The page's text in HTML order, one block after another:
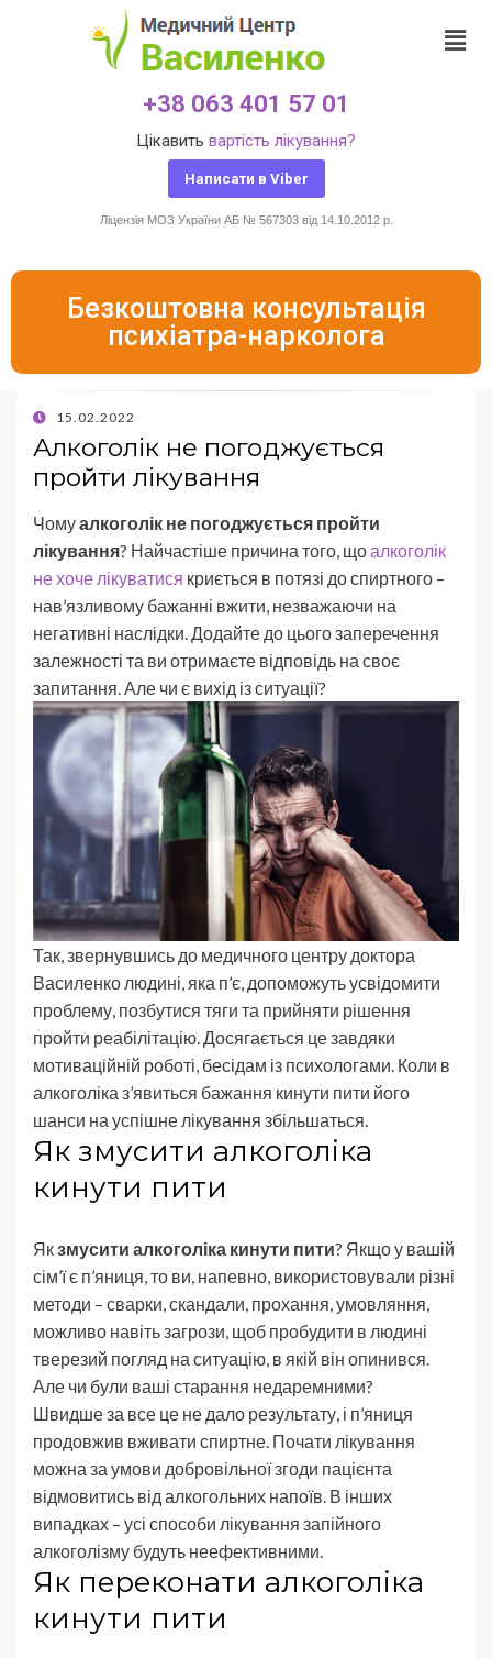
+38 063 401 57 01
Цікавить вартість лікування?
Написати в Viber
Ліцензія МОЗ України АБ № 567303 від 14.10.2012 р.
Безкоштовна консультація
психіатра-нарколога
15.02.2022
Алкоголік не погоджується
пройти лікування
Чомуалкоголік не погоджується пройти
лікування? Найчастіше причина того, щоалкоголік
не хоче лікуватися криється в потязі до спиртного –
нав’язливому бажанні вжити, незважаючи на
негативні наслідки. Додайте до цього заперечення
залежності та ви отримаєте відповідь на своє
запитання. Але чи є вихід із ситуації?
Так, звернувшись до медичного центру доктора
Василенко людині, яка п’є, допоможуть усвідомити
проблему, позбутися тяги та прийняти рішення
пройти реабілітацію. Досягається це завдяки
мотиваційній роботі, бесідам із психологами. Коли в
алкоголіка з’явиться бажання кинути пити його
шанси на успішне лікування збільшаться.
Як змусити алкоголіка
кинути пити
Якзмусити алкоголіка кинути пити? Якщо у вашій
сім’ї є п’яниця, то ви, напевно, використовували різні
методи – сварки, скандали, прохання, умовляння,
можливо навіть загрози, щоб пробудити в людині
тверезий погляд на ситуацію, в якій він опинився.
Але чи були ваші старання недаремними?
Швидше за все це не дало результату, і п’яниця
продовжив вживати спиртне. Почати лікування
можна за умови добровільної згоди пацієнта
відмовитись від алкогольних напоїв. В інших
випадках – усі способи лікування запійного
алкоголізму будуть неефективними.
Як переконати алкоголіка
кинути пити